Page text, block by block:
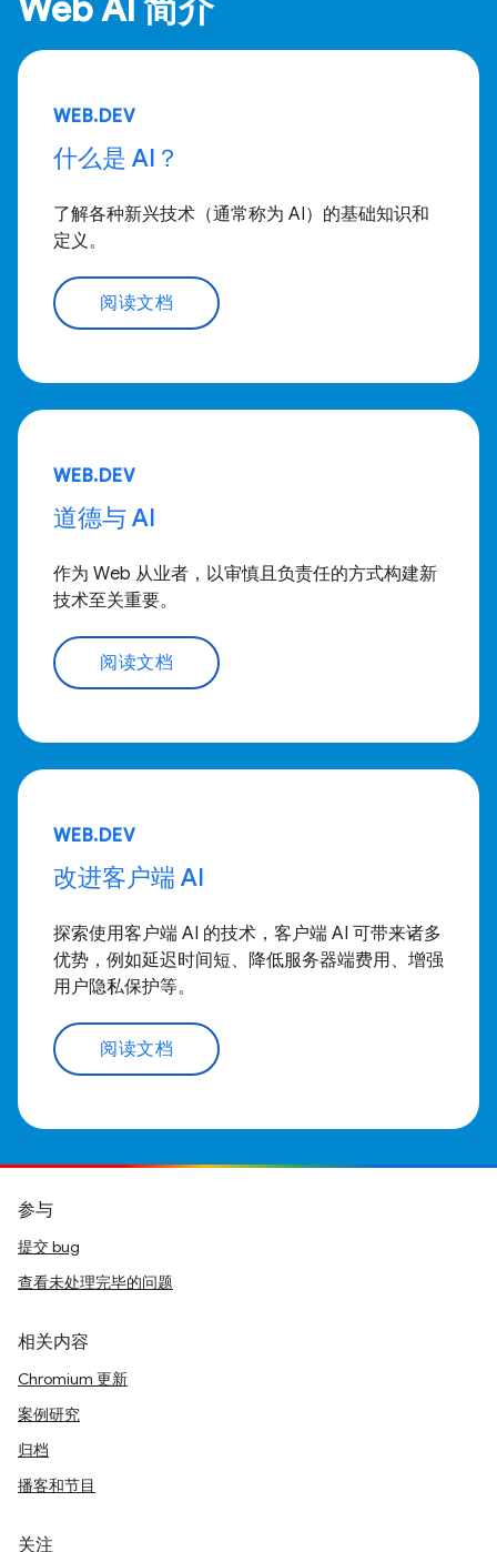
WEB.DEV
什么是 AI？
了解各种新兴技术（通常称为 AI）的基础知识和
定义。
阅读文档
WEB.DEV
道德与 AI
作为 Web 从业者，以审慎且负责任的方式构建新
技术至关重要。
阅读文档
WEB.DEV
改进客户端 AI
探索使用客户端 AI 的技术，客户端 AI 可带来诸多
优势，例如延迟时间短、降低服务器端费用、增强
用户隐私保护等。
阅读文档
参与
提交 bug
查看未处理完毕的问题
相关内容
Chromium 更新
案例研究
归档
播客和节目
关注